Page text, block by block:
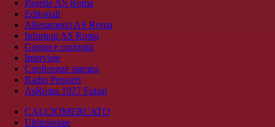
Pagelle AS Roma
Editoriali
Allenamenti AS Roma
Infortuni AS Roma
Gossip e curiosità
Interviste
Conferenze stampa
Radio Pensieri
AsRoma 1927 Futsal
CALCIOMERCATO
Ultimissime